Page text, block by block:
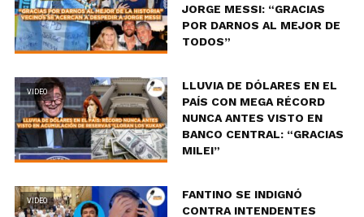
JORGE MESSI: “GRACIAS
POR DARNOS AL MEJOR DE
TODOS”
VIDEO
LLUVIA DE DÓLARES EN EL
PAÍS CON MEGA RÉCORD
NUNCA ANTES VISTO EN
BANCO CENTRAL: “GRACIAS
MILEI”
VIDEO
FANTINO SE INDIGNÓ
CONTRA INTENDENTES